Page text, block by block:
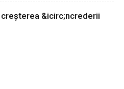
&icirc;ncrederii